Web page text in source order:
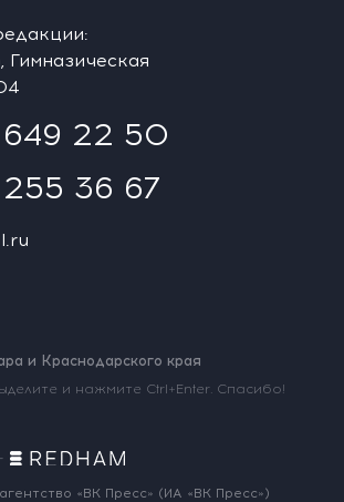
Гимназическая
649 22 50
255 36 67
и Краснодарского края
и нажмите Ctrl+Enter. Спасибо!
«ВК Пресс» (ИА «ВК Пресс»)